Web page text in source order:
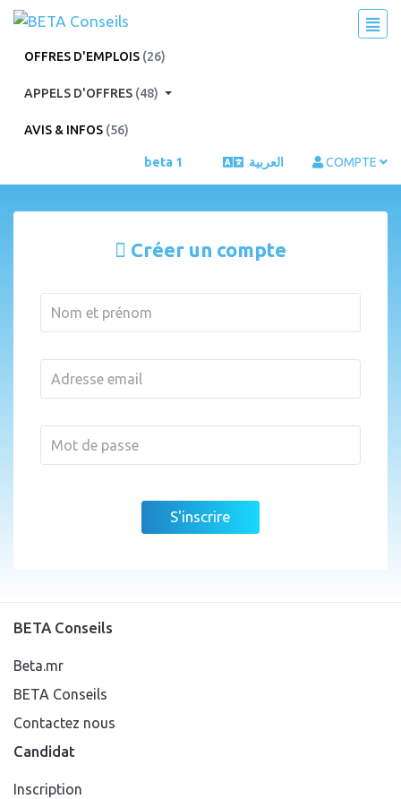
OFFRES D'EMPLOIS (26)
APPELS D'OFFRES (48)
AVIS & INFOS (56)
beta 1 العربية COMPTE
Créer un compte
S'inscrire
BETA Conseils
Beta.mr
BETA Conseils
Contactez nous
Candidat
Inscription